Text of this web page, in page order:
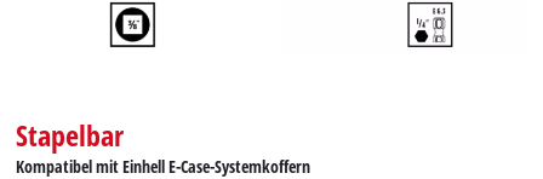
Stapelbar
Kompatibel mit Einhell E-Case-Systemkoffern